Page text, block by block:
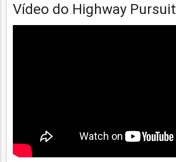
Vídeo do Highway Pursuit